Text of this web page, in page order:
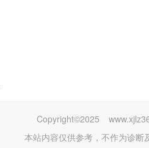
Copyright©2025
本站内容仅供参考，不作为诊断